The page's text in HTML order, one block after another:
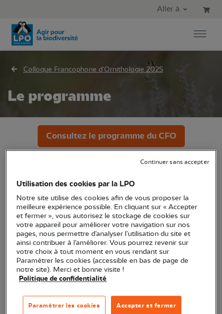
Aller au menu principal
Aller à
Colloque Francophone d'Ornithologie 2025
Le programme
Consultez le programme du CFO
Consulter le recueil des résumés
Utilisation des cookies par la LPO
Notre site utilise des cookies afin de vous proposer la
meilleure expérience possible. En cliquant sur « Accepter
et fermer », vous autorisez le stockage de cookies sur
votre appareil pour améliorer votre navigation sur nos
pages, nous permettre d’analyser l’utilisation du site et
ainsi contribuer à l’améliorer. Vous pourrez revenir sur
votre choix à tout moment en vous rendant sur
Paramétrer les cookies (accessible en bas de page de
notre site). Merci et bonne visite !
Politique de confidentialité
Accepter et fermer
Paramétrer les cookies
Continuer sans accepter